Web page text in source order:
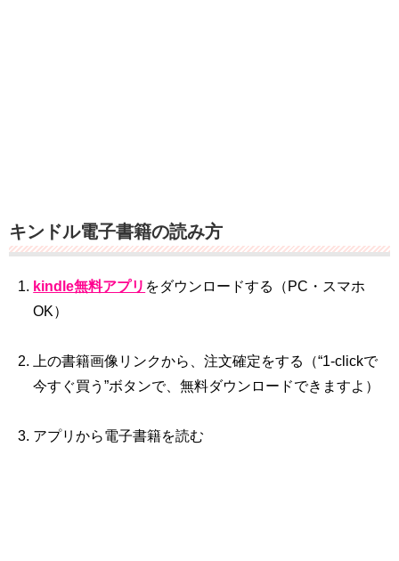
キンドル電子書籍の読み方
kindle無料アプリ をダウンロードする（PC・スマホ
OK）
上の書籍画像リンクから、注文確定をする（“1‐clickで
今すぐ買う”ボタンで、無料ダウンロードできますよ）
アプリから電子書籍を読む